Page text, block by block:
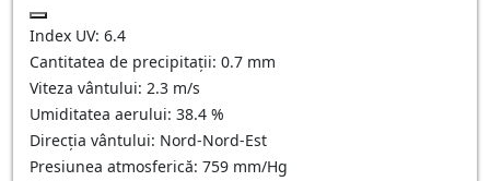
Index UV: 6.4
Cantitatea de precipitații: 0.7 mm
Viteza vântului: 2.3 m/s
Umiditatea aerului: 38.4 %
Direcția vântului: Nord-Nord-Est
Presiunea atmosferică: 759 mm/Hg